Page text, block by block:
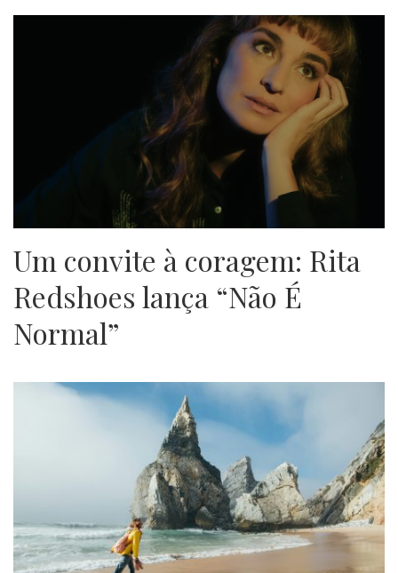
Um convite à coragem: Rita
Redshoes lança “Não É
Normal”